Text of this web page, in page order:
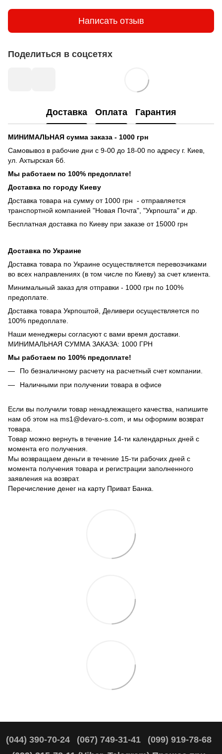
Написать отзыв
Поделиться в соцсетях
Доставка Оплата Гарантия
МИНИМАЛЬНАЯ сумма заказа - 1000 грн
Самовывоз в рабочие дни с 9-00 до 18-00 по адресу г. Киев,
ул. Ахтырская 6б.
Мы работаем по 100% предоплате!
Доставка по городу Киеву
Доставка товара на сумму от 1000 грн - отправляется
транспортной компанией "Новая Почта", "Укрпошта" и др.
Бесплатная доставка по Киеву при заказе от 15000 грн
Доставка по Украине
Доставка товара по Украине осуществляется перевозчиками
во всех направлениях (в том числе по Киеву) за счет клиента.
Минимальный заказ для отправки - 1000 грн по 100%
предоплате.
Доставка товара Укрпоштой, Деливери осуществляется по
100% предоплате.
Наши менеджеры согласуют с вами время доставки.
МИНИМАЛЬНАЯ СУММА ЗАКАЗА: 1000 ГРН
Мы работаем по 100% предоплате!
По безналичному расчету на расчетный счет компании.
Наличными при получении товара в офисе
Если вы получили товар ненадлежащего качества, напишите
нам об этом на ms1@devaro-s.com, и мы оформим возврат
товара.
Товар можно вернуть в течение 14-ти календарных дней с
момента его получения.
Мы возвращаем деньги в течение 15-ти рабочих дней с
момента получения товара и регистрации заполненного
заявления на возврат.
Перечисление денег на карту Приват Банка.
(044) 390-70-24 (067) 749-31-41
(099) 919-78-68